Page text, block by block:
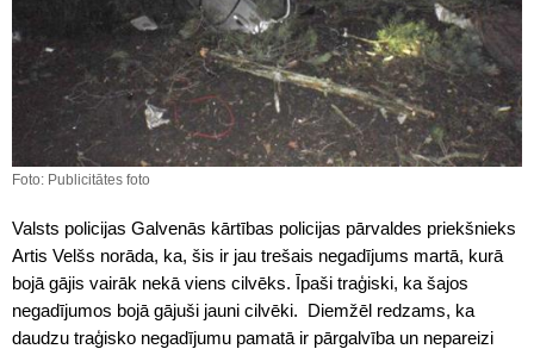
Foto: Publicitātes foto
Valsts policijas Galvenās kārtības policijas pārvaldes priekšnieks
Artis Velšs norāda, ka, šis ir jau trešais negadījums martā, kurā
bojā gājis vairāk nekā viens cilvēks. Īpaši traģiski, ka šajos
negadījumos bojā gājuši jauni cilvēki. Diemžēl redzams, ka
daudzu traģisko negadījumu pamatā ir pārgalvība un nepareizi